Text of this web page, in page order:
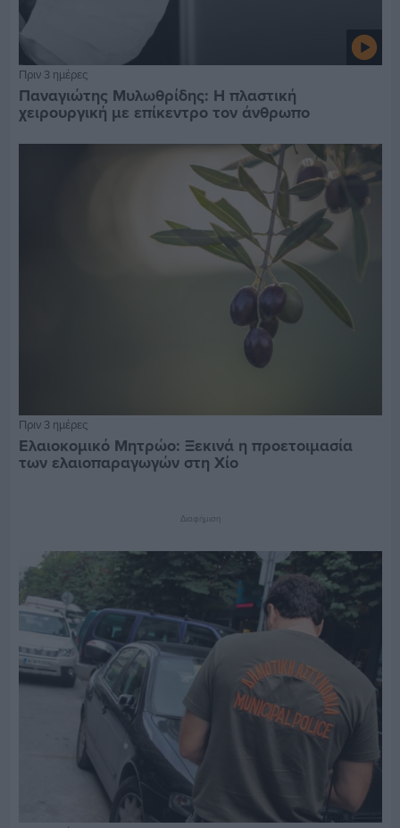
Πριν 3 ημέρες
Παναγιώτης Μυλωθρίδης: Η πλαστική
χειρουργική με επίκεντρο τον άνθρωπο
Πριν 3 ημέρες
Ελαιοκομικό Μητρώο: Ξεκινά η προετοιμασία
των ελαιοπαραγωγών στη Χίο
Διαφήμιση